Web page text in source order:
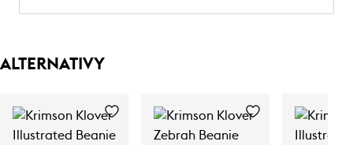
ALTERNATIVY